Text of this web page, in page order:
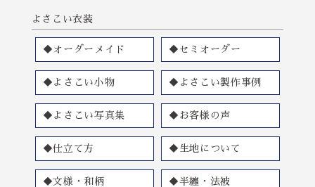
よさこい衣装
◆オーダーメイド ◆セミオーダー
◆よさこい小物 ◆よさこい製作事例
◆よさこい写真集 ◆お客様の声
◆仕立て方 ◆生地について
◆文様・和柄 ◆半纏・法被